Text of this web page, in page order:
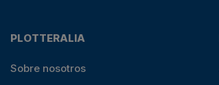
PLOTTERALIA
Sobre nosotros